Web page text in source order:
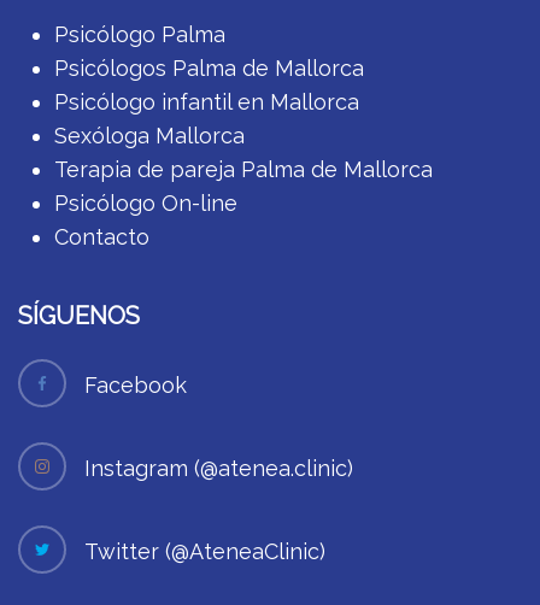
Psicólogo Palma
Psicólogos Palma de Mallorca
Psicólogo infantil en Mallorca
Sexóloga Mallorca
Terapia de pareja Palma de Mallorca
Psicólogo On-line
Contacto
SÍGUENOS
Facebook
Instagram (@atenea.clinic)
Twitter (@AteneaClinic)